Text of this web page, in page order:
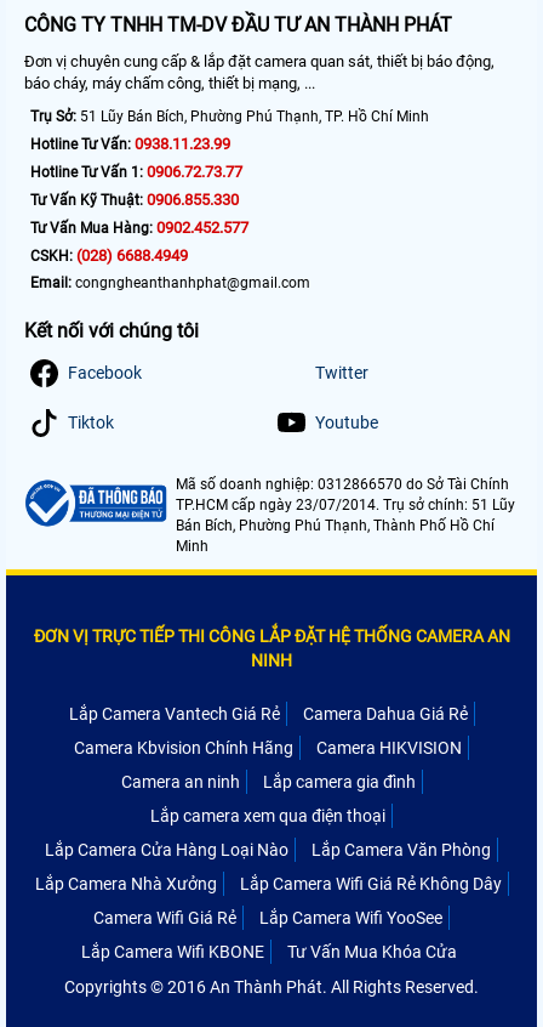
CÔNG TY TNHH TM-DV ĐẦU TƯ AN THÀNH PHÁT
Đơn vị chuyên cung cấp & lắp đặt camera quan sát, thiết bị báo động,
báo cháy, máy chấm công, thiết bị mạng, ...
Trụ Sở: 51 Lũy Bán Bích, Phường Phú Thạnh, TP. Hồ Chí Minh
Hotline Tư Vấn: 0938.11.23.99
Hotline Tư Vấn 1: 0906.72.73.77
Tư Vấn Kỹ Thuật: 0906.855.330
Tư Vấn Mua Hàng: 0902.452.577
CSKH: (028) 6688.4949
Email: congngheanthanhphat@gmail.com
Kết nối với chúng tôi
Facebook Twitter
Tiktok Youtube
Mã số doanh nghiệp: 0312866570 do Sở Tài Chính
TP.HCM cấp ngày 23/07/2014. Trụ sở chính: 51 Lũy
Bán Bích, Phường Phú Thạnh, Thành Phố Hồ Chí
Minh
ĐƠN VỊ TRỰC TIẾP THI CÔNG LẮP ĐẶT HỆ THỐNG CAMERA AN
NINH
Lắp Camera Vantech Giá Rẻ
Camera Dahua Giá Rẻ
Camera Kbvision Chính Hãng
Camera HIKVISION
Camera an ninh
Lắp camera gia đình
Lắp camera xem qua điện thoại
Lắp Camera Cửa Hàng Loại Nào
Lắp Camera Văn Phòng
Lắp Camera Nhà Xưởng
Lắp Camera Wifi Giá Rẻ Không Dây
Camera Wifi Giá Rẻ
Lắp Camera Wifi YooSee
Lắp Camera Wifi KBONE
Tư Vấn Mua Khóa Cửa
Copyrights © 2016 An Thành Phát. All Rights Reserved.